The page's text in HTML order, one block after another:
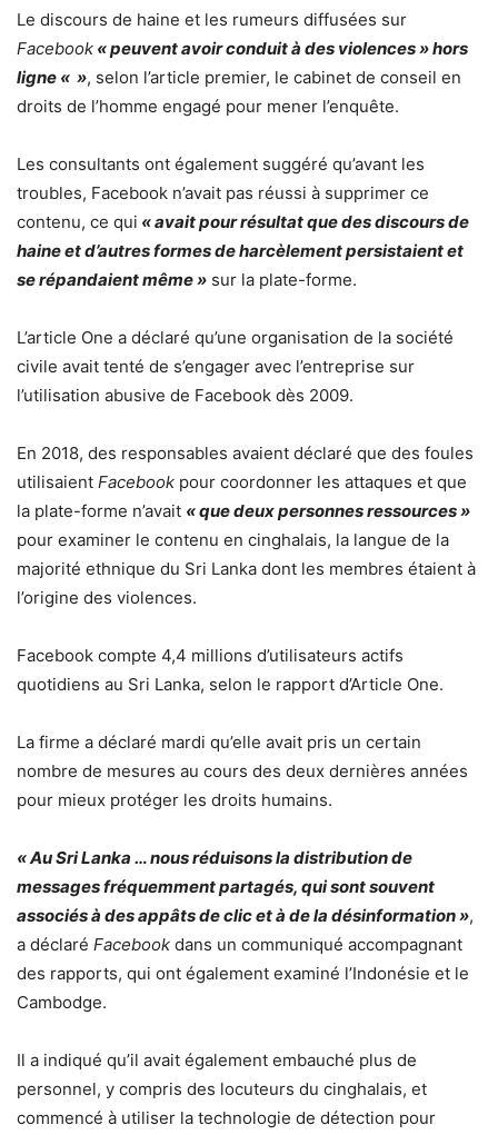
Le discours de haine et les rumeurs diffusées sur
Facebook « peuvent avoir conduit à des violences » hors
ligne « », selon l’article premier, le cabinet de conseil en
droits de l’homme engagé pour mener l’enquête.
Les consultants ont également suggéré qu’avant les
troubles, Facebook n’avait pas réussi à supprimer ce
contenu, ce qui « avait pour résultat que des discours de
haine et d’autres formes de harcèlement persistaient et
se répandaient même » sur la plate-forme.
L’article One a déclaré qu’une organisation de la société
civile avait tenté de s’engager avec l’entreprise sur
l’utilisation abusive de Facebook dès 2009.
En 2018, des responsables avaient déclaré que des foules
utilisaient Facebook pour coordonner les attaques et que
la plate-forme n’avait « que deux personnes ressources »
pour examiner le contenu en cinghalais, la langue de la
majorité ethnique du Sri Lanka dont les membres étaient à
l’origine des violences.
Facebook compte 4,4 millions d’utilisateurs actifs
quotidiens au Sri Lanka, selon le rapport d’Article One.
La firme a déclaré mardi qu’elle avait pris un certain
nombre de mesures au cours des deux dernières années
pour mieux protéger les droits humains.
« Au Sri Lanka … nous réduisons la distribution de
messages fréquemment partagés, qui sont souvent
associés à des appâts de clic et à de la désinformation »,
a déclaré Facebook dans un communiqué accompagnant
des rapports, qui ont également examiné l’Indonésie et le
Cambodge.
Il a indiqué qu’il avait également embauché plus de
personnel, y compris des locuteurs du cinghalais, et
commencé à utiliser la technologie de détection pour